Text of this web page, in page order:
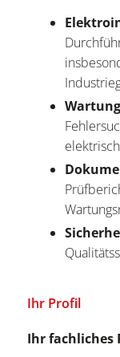
Ihr Profil
Ihr fachliches